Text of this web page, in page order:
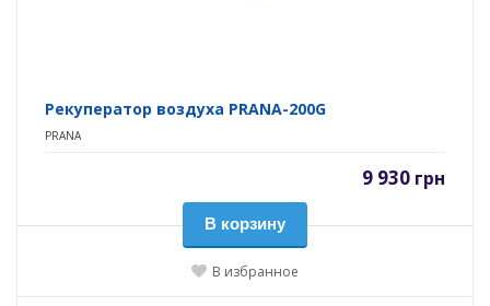
Рекуператор воздуха PRANA-200G
PRANA
9 930 грн
В корзину
В избранное